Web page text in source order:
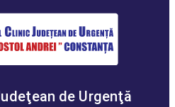
de Urgenţă